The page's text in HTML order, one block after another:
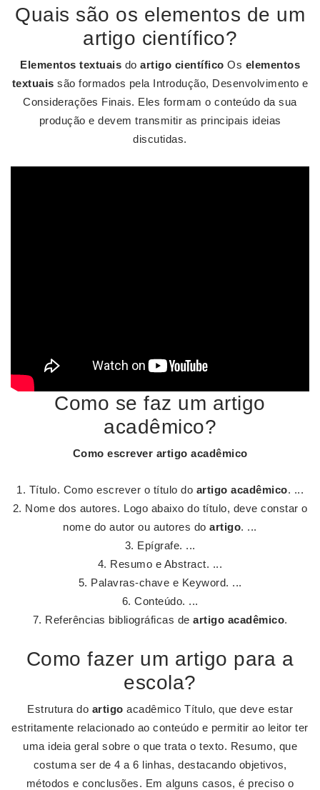
Quais são os elementos de um
artigo científico?
Elementos textuais do artigo científico Os elementos
textuais são formados pela Introdução, Desenvolvimento e
Considerações Finais. Eles formam o conteúdo da sua
produção e devem transmitir as principais ideias
discutidas.
Como se faz um artigo
acadêmico?
Como escrever artigo acadêmico
Título. Como escrever o título do artigo acadêmico. ...
Nome dos autores. Logo abaixo do título, deve constar o
nome do autor ou autores doartigo. ...
Epígrafe. ...
Resumo e Abstract. ...
Palavras-chave e Keyword. ...
Conteúdo. ...
Referências bibliográficas de artigo acadêmico.
Como fazer um artigo para a
escola?
Estrutura do artigo acadêmico Título, que deve estar
estritamente relacionado ao conteúdo e permitir ao leitor ter
uma ideia geral sobre o que trata o texto. Resumo, que
costuma ser de 4 a 6 linhas, destacando objetivos,
métodos e conclusões. Em alguns casos, é preciso o